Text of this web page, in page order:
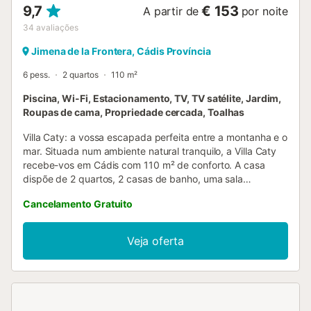
9,7
34 avaliações
A partir de € 153 por noite
Jimena de la Frontera, Cádis Província
6 pess. 2 quartos 110 m²
Piscina, Wi-Fi, Estacionamento, TV, TV satélite, Jardim,
Roupas de cama, Propriedade cercada, Toalhas
Villa Caty: a vossa escapada perfeita entre a montanha e o
mar. Situada num ambiente natural tranquilo, a Villa Caty
recebe-vos em Cádis com 110 m² de conforto. A casa
dispõe de 2 quartos, 2 casas de banho, uma sala
para famílias que procuram descanso e comodidade. Vão
desfrutar de Wi-Fi, TV de 75'' e lareira. No exterior, espera-
vos um jardim com vários recantos para relaxar, terraço
com vista para a montanha, piscina privada e duche
exterior, perfeitos para descontrair ao sol andaluz. Existem
Cancelamento Gratuito
Veja oferta